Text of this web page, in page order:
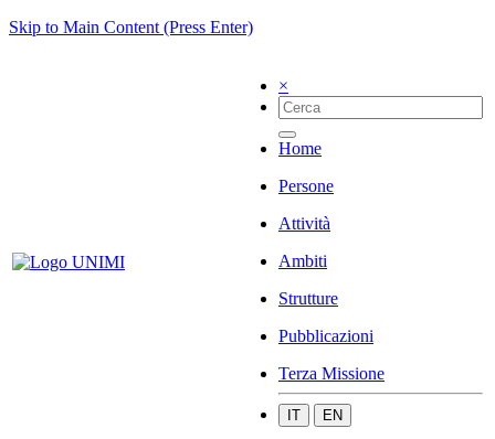
Skip to Main Content (Press Enter)
×
Home
Persone
Attività
Ambiti
Strutture
Pubblicazioni
Terza Missione
IT EN